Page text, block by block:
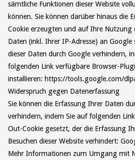
sämtliche Funktionen dieser Website
können. Sie können darüber hinaus die
Cookie erzeugten und auf Ihre Nutzung
Daten (inkl. Ihrer IP-Adresse) an Google
dieser Daten durch Google verhindern,
folgenden Link verfügbare Browser-
installieren: https://tools.google.com/
Widerspruch gegen Datenerfassung
Sie können die Erfassung Ihrer Daten
verhindern, indem Sie auf folgenden
Out-Cookie gesetzt, der die Erfassung
Besuchen dieser Website verhindert:
Mehr Informationen zum Umgang mit